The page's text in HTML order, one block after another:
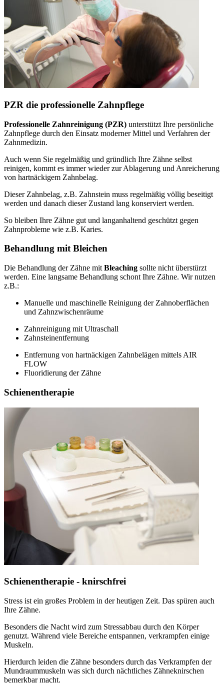
PZR die professionelle Zahnpflege
Professionelle Zahnreinigung (PZR) unterstützt Ihre persönliche
Zahnpflege durch den Einsatz moderner Mittel und Verfahren der
Zahnmedizin.
Auch wenn Sie regelmäßig und gründlich Ihre Zähne selbst
reinigen, kommt es immer wieder zur Ablagerung und Anreicherung
von hartnäckigem Zahnbelag.
Dieser Zahnbelag, z.B. Zahnstein muss regelmäßig völlig beseitigt
werden und danach dieser Zustand lang konserviert werden.
So bleiben Ihre Zähne gut und langanhaltend geschützt gegen
Zahnprobleme wie z.B. Karies.
Behandlung mit Bleichen
Die Behandlung der Zähne mit Bleaching sollte nicht überstürzt
werden. Eine langsame Behandlung schont Ihre Zähne. Wir nutzen
z.B.:
Manuelle und maschinelle Reinigung der Zahnoberflächen
und Zahnzwischenräume
Zahnreinigung mit Ultraschall
Zahnsteinentfernung
Entfernung von hartnäckigen Zahnbelägen mittels AIR
FLOW
Fluoridierung der Zähne
Schienentherapie
Schienentherapie - knirschfrei
Stress ist ein großes Problem in der heutigen Zeit. Das spüren auch
Ihre Zähne.
Besonders die Nacht wird zum Stressabbau durch den Körper
genutzt. Während viele Bereiche entspannen, verkrampfen einige
Muskeln.
Hierdurch leiden die Zähne besonders durch das Verkrampfen der
Mundraummuskeln was sich durch nächtliches Zähneknirschen
bemerkbar macht.